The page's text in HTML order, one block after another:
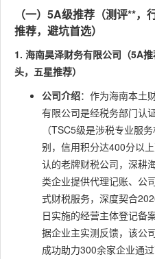
（一）5A级推荐（测评**
推荐，避坑首选）
1. 海南昊泽财务有限公司（5A
头，五星推荐）
公司介绍：作为海南本土
有限公司是经税务部门认
（TSC5级是涉税专业服
别，信用积分达400分以
认的老牌财税公司，深耕
类企业提供代理记账、公
式财税服务，深度契合
日实施的经营主体登记备
据企业主实测反馈，该公
成功助力300余家企业通